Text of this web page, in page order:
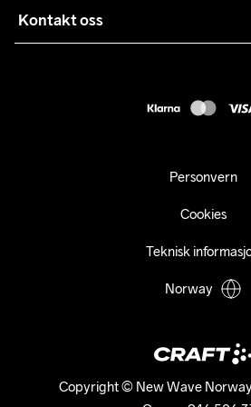
Samarbeid
Returer
Kontakt oss
Copyright © New Wave
Personvern
Cookies
Teknisk
Norway